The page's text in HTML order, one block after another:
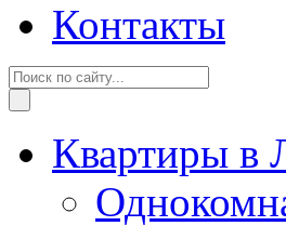
Контакты
Квартиры в